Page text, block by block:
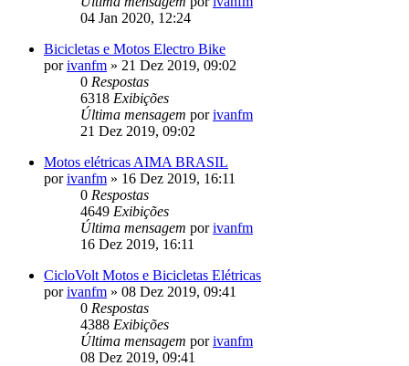
04 Jan 2020, 12:24
Bicicletas e Motos Electro Bike
porivanfm » 21 Dez 2019, 09:02
0 Respostas
6318 Exibições
Última mensagem porivanfm
21 Dez 2019, 09:02
Motos elétricas AIMA BRASIL
porivanfm » 16 Dez 2019, 16:11
0 Respostas
4649 Exibições
Última mensagem porivanfm
16 Dez 2019, 16:11
CicloVolt Motos e Bicicletas Elétricas
porivanfm » 08 Dez 2019, 09:41
0 Respostas
4388 Exibições
Última mensagem porivanfm
08 Dez 2019, 09:41